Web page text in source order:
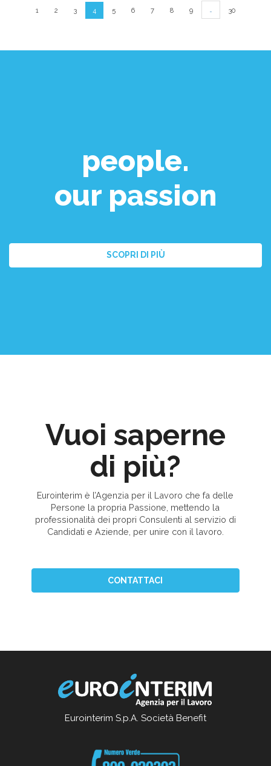
1 2 3 4 5 6 7 8 9 30
people.
our passion
SCOPRI DI PIÙ
Vuoi saperne
di più?
Eurointerim è l’Agenzia per il Lavoro che fa delle
Persone la propria Passione, mettendo la
professionalità dei propri Consulenti al servizio di
Candidati e Aziende, per unire con il lavoro.
CONTATTACI
Eurointerim S.p.A. Società Benefit